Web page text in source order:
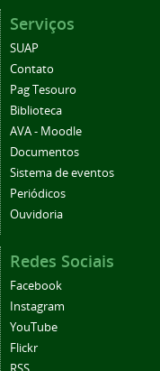
Serviços
SUAP
Contato
Pag Tesouro
Biblioteca
AVA - Moodle
Documentos
Sistema de eventos
Periódicos
Ouvidoria
Redes Sociais
Facebook
Instagram
YouTube
Flickr